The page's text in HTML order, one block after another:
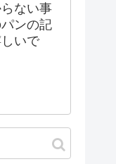
ない事
ンの記
いで